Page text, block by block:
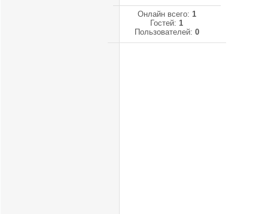
Онлайн всего: 1
Гостей:1
Пользователей: 0